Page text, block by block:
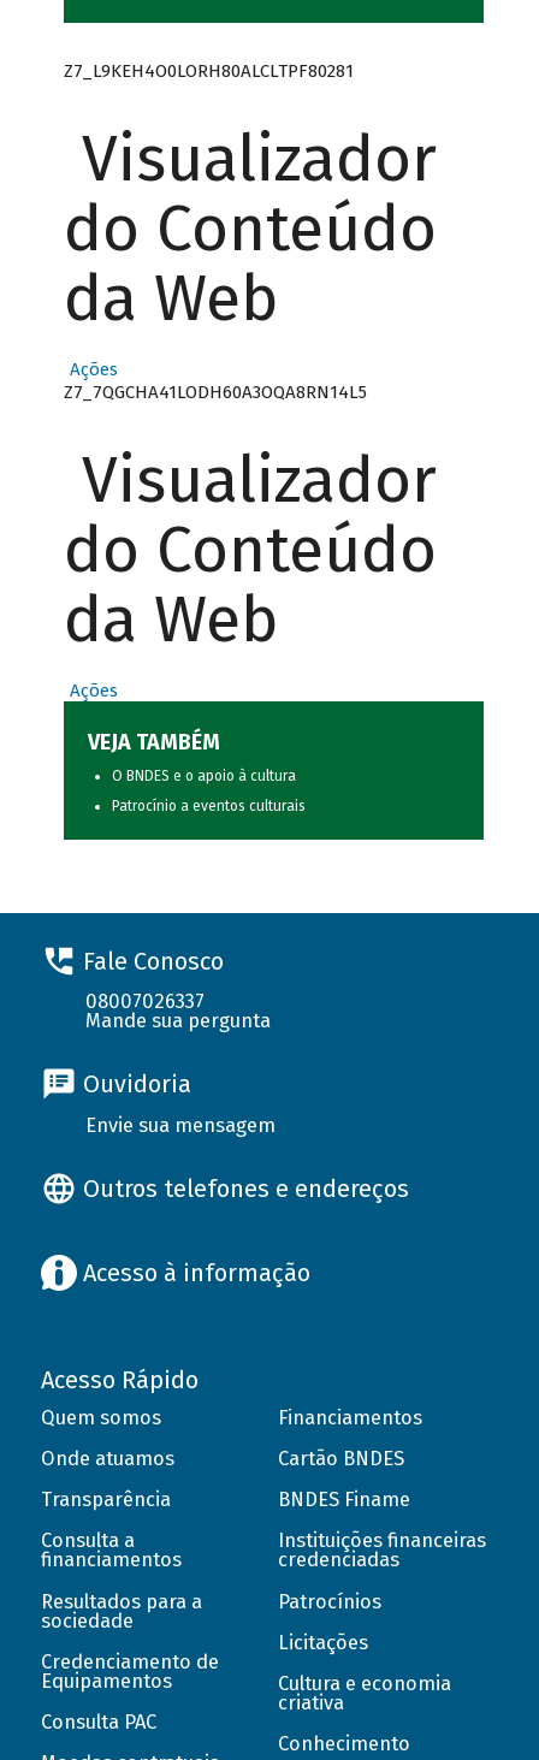
Z7_L9KEH4O0LORH80ALCLTPF80281
Visualizador
do Conteúdo
da Web
Ações
Z7_7QGCHA41LODH60A3OQA8RN14L5
Visualizador
do Conteúdo
da Web
Ações
VEJA TAMBÉM
O BNDES e o apoio à cultura
Patrocínio a eventos culturais
Fale Conosco
08007026337
Mande sua pergunta
Ouvidoria
Envie sua mensagem
Outros telefones e endereços
Acesso à informação
Acesso Rápido
Quem somos
Onde atuamos
Transparência
Consulta a
financiamentos
Resultados para a
sociedade
Credenciamento de
Equipamentos
Consulta PAC
Financiamentos
Cartão BNDES
BNDES Finame
Instituições financeiras
credenciadas
Patrocínios
Licitações
Cultura e economia
criativa
Conhecimento